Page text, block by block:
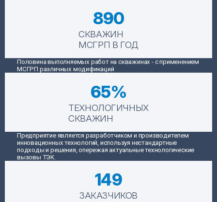
СКВАЖИН
МСГРП В ГОД
890
Половина выполняемых работ на скважинах - с применением
МСГРП различных модификаций
ТЕХНОЛОГИЧНЫХ
СКВАЖИН
65%
Предприятие является разработчиком и производителем
инновационных технологий, используя нестандартные
подходы и решения, опережая актуальные технологические
вызовы ТЭК.
ЗАКАЗЧИКОВ
149